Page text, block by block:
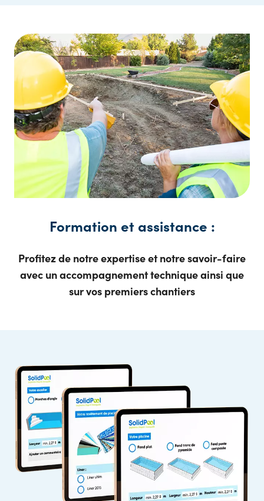
Formation et assistance :
Profitez de notre expertise et notre savoir-faire
avec un accompagnement technique ainsi que
sur vos premiers chantiers